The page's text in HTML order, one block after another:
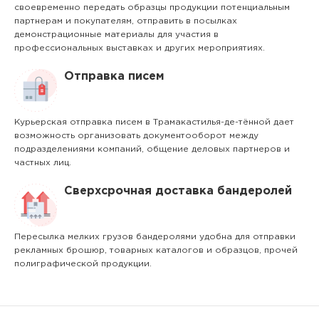
своевременно передать образцы продукции потенциальным
партнерам и покупателям, отправить в посылках
демонстрационные материалы для участия в
профессиональных выставках и других мероприятиях.
Отправка писем
Курьерская отправка писем в Трамакастилья-де-тённой дает
возможность организовать документооборот между
подразделениями компаний, общение деловых партнеров и
частных лиц.
Сверхсрочная доставка бандеролей
Пересылка мелких грузов бандеролями удобна для отправки
рекламных брошюр, товарных каталогов и образцов, прочей
полиграфической продукции.